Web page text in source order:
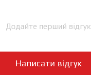
Додайте перший відгук
Написати відгук